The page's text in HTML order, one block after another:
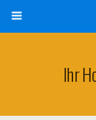
Ihr